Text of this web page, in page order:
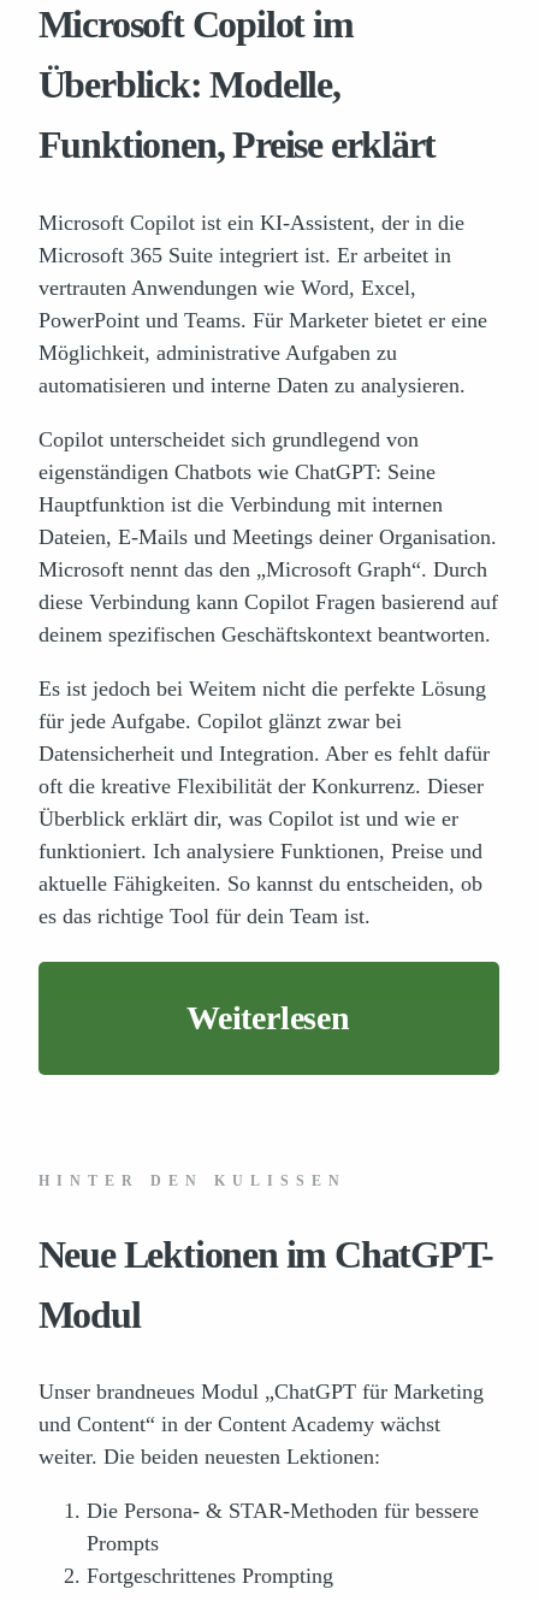
Microsoft Copilot im
Überblick: Modelle,
Funktionen, Preise erklärt
Microsoft Copilot ist ein KI-Assistent, der in die
Microsoft 365 Suite integriert ist. Er arbeitet in
vertrauten Anwendungen wie Word, Excel,
PowerPoint und Teams. Für Marketer bietet er eine
Möglichkeit, administrative Aufgaben zu
automatisieren und interne Daten zu analysieren.
Copilot unterscheidet sich grundlegend von
eigenständigen Chatbots wie ChatGPT: Seine
Hauptfunktion ist die Verbindung mit internen
Dateien, E-Mails und Meetings deiner Organisation.
Microsoft nennt das den „Microsoft Graph“. Durch
diese Verbindung kann Copilot Fragen basierend auf
deinem spezifischen Geschäftskontext beantworten.
Es ist jedoch bei Weitem nicht die perfekte Lösung
für jede Aufgabe. Copilot glänzt zwar bei
Datensicherheit und Integration. Aber es fehlt dafür
oft die kreative Flexibilität der Konkurrenz. Dieser
Überblick erklärt dir, was Copilot ist und wie er
funktioniert. Ich analysiere Funktionen, Preise und
aktuelle Fähigkeiten. So kannst du entscheiden, ob
es das richtige Tool für dein Team ist.
Weiterlesen
HINTER DEN KULISSEN
Neue Lektionen im ChatGPT-
Modul
Unser brandneues Modul „ChatGPT für Marketing
und Content“ in der Content Academy wächst
weiter. Die beiden neuesten Lektionen:
Die Persona- & STAR-Methoden für bessere
Prompts
Fortgeschrittenes Prompting